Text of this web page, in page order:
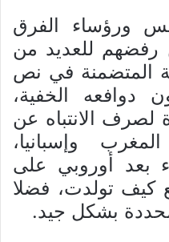
ورؤساء الفرق
رفضهم للعديد من
المتضمنة في نص
دوافعه الخفية،
لصرف الانتباه عن
وإسبانيا،
بعد أوروبي على
كيف تولدت، فضلا
بشكل جيد.